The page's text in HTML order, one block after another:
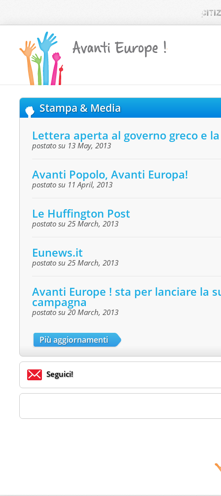
Stampa & Media
Lettera aperta al governo greco e
postato su 13 May, 2013
Avanti Popolo, Avanti Europa!
postato su 11 April, 2013
Le Huffington Post
postato su 25 March, 2013
Eunews.it
postato su 25 March, 2013
Avanti Europe ! sta per lanciare la
campagna
postato su 20 March, 2013
Più aggiornamenti
Seguici!